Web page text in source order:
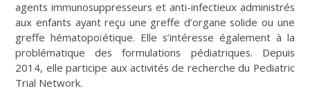
agents immunosuppresseurs et anti-infectieux administrés
aux enfants ayant reçu une greffe d’organe solide ou une
greffe hématopoïétique. Elle s’intéresse également à la
problématique des formulations pédiatriques. Depuis
2014, elle participe aux activités de recherche du Pediatric
Trial Network.